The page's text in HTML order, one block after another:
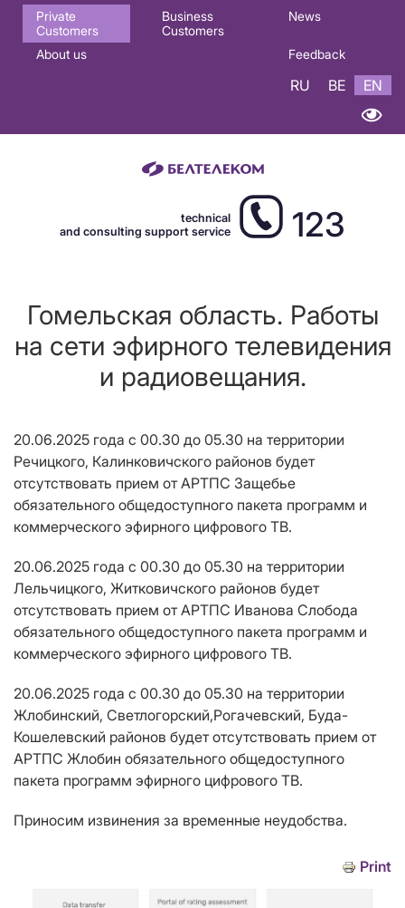
Основная
навигация
Private
Customers
Business
Customers
News
About us Feedback
RU BE EN
technical
and consulting support service
123
Гомельская область. Работы
на сети эфирного телевидения
и радиовещания.
20.06.2025 года с 00.30 до 05.30 на территории
Речицкого, Калинковичского районов будет
отсутствовать прием от АРТПС Защебье
обязательного общедоступного пакета программ и
коммерческого эфирного цифрового ТВ.
20.06.2025 года с 00.30 до 05.30 на территории
Лельчицкого, Житковичского районов будет
отсутствовать прием от АРТПС Иванова Слобода
обязательного общедоступного пакета программ и
коммерческого эфирного цифрового ТВ.
20.06.2025 года с 00.30 до 05.30 на территории
Жлобинский, Светлогорский,Рогачевский, Буда-
Кошелевский районов будет отсутствовать прием от
АРТПС Жлобин обязательного общедоступного
пакета программ эфирного цифрового ТВ.
Приносим извинения за временные неудобства.
Print